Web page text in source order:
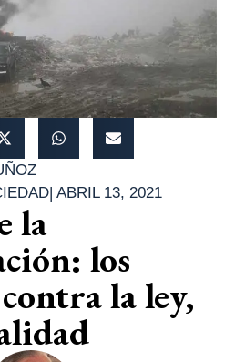
| ABRIL 13, 2021
la
los
la ley,